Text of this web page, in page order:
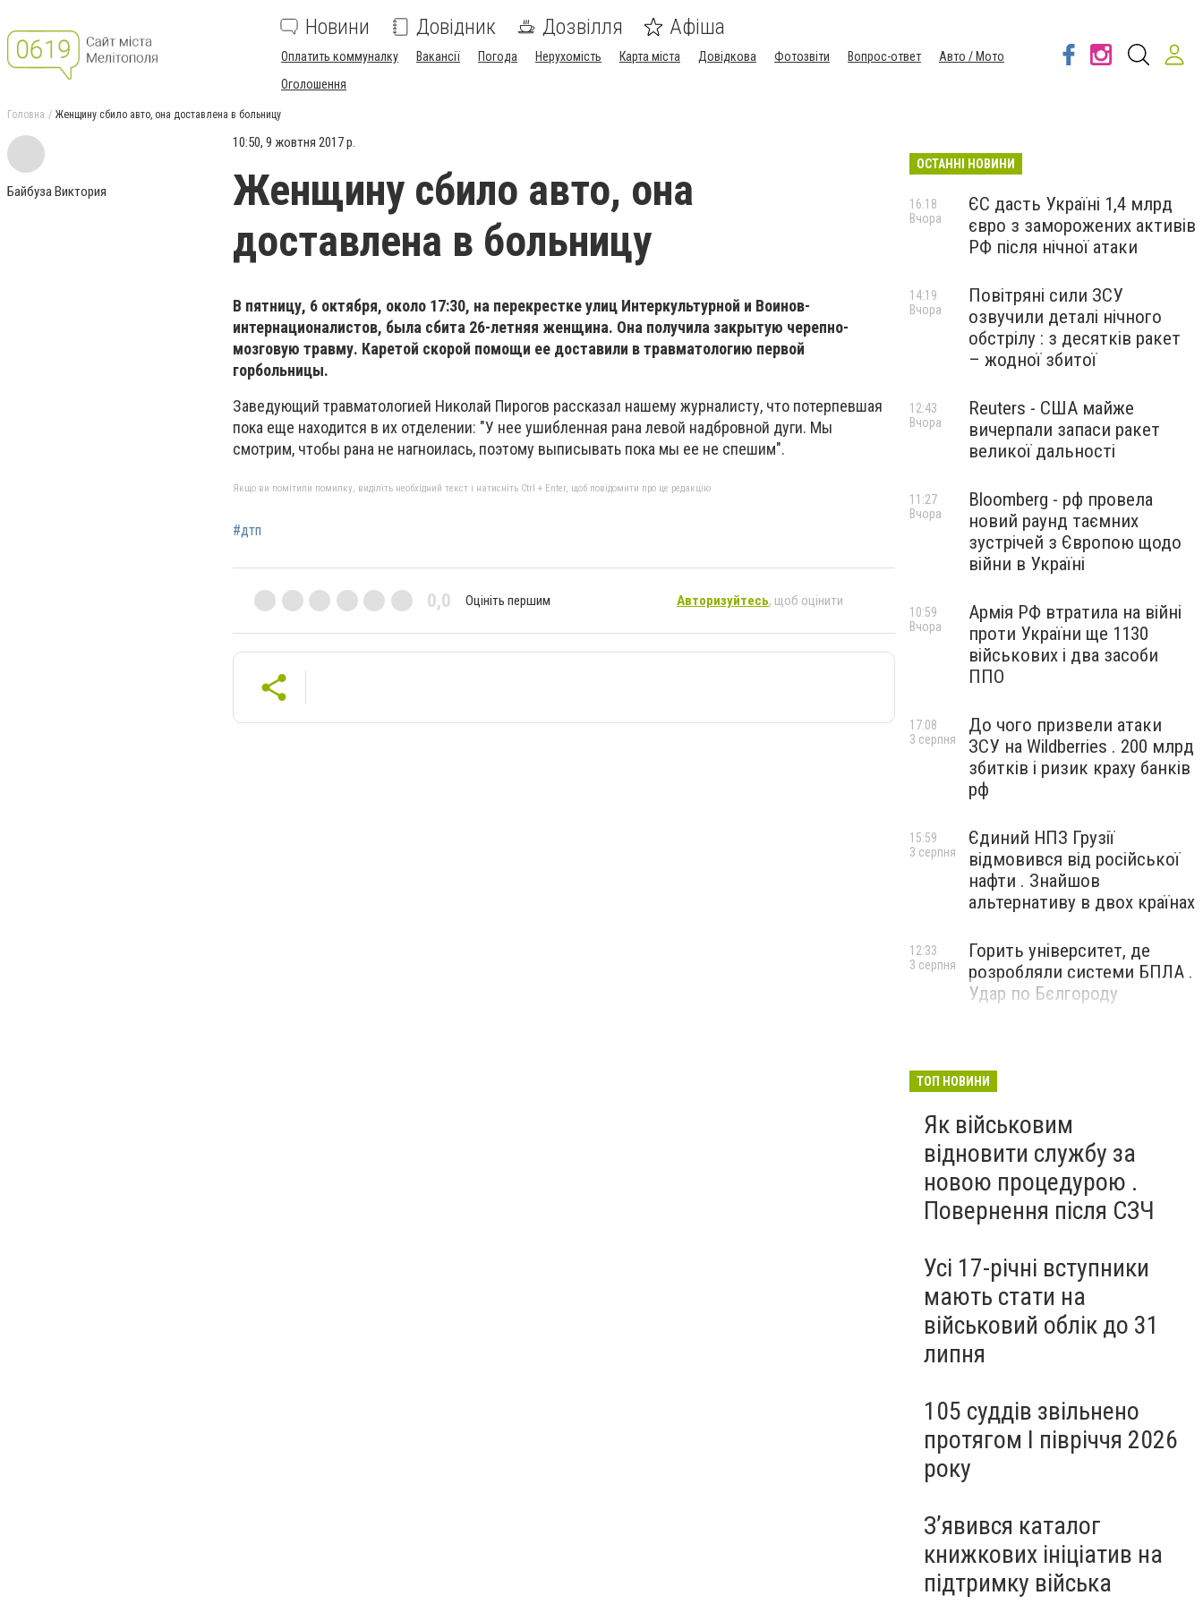
Новини Довідник Дозвілля Афіша
Оплатить коммуналку Вакансії Погода Нерухомість Карта міста Довідкова Фотозвіти Вопрос-ответ
Авто / Мото
Оголошення
Головна Женщину сбило авто, она доставлена в больницу
Байбуза Виктория
10:50, 9 жовтня 2017 р.
Женщину сбило авто, она
доставлена в больницу
В пятницу, 6 октября, около 17:30, на перекрестке улиц Интеркультурной и Воинов-
интернационалистов, была сбита 26-летняя женщина. Она получила закрытую черепно-
мозговую травму. Каретой скорой помощи ее доставили в травматологию первой
горбольницы.
Заведующий травматологией Николай Пирогов рассказал нашему журналисту, что потерпевшая
пока еще находится в их отделении: "У нее ушибленная рана левой надбровной дуги. Мы
смотрим, чтобы рана не нагноилась, поэтому выписывать пока мы ее не спешим".
Якщо ви помітили помилку, виділіть необхідний текст і натисніть Ctrl + Enter, щоб повідомити про це редакцію
#дтп
0,0 Оцініть першим Авторизуйтесь, щоб оцінити
ОСТАННІ НОВИНИ
ЄС дасть Україні 1,4 млрд
євро з заморожених активів
РФ після нічної атаки
16:18
Вчора
Повітряні сили ЗСУ
озвучили деталі нічного
обстрілу : з десятків ракет
– жодної збитої
14:19
Вчора
Reuters - США майже
вичерпали запаси ракет
великої дальності
12:43
Вчора
Bloomberg - рф провела
новий раунд таємних
зустрічей з Європою щодо
війни в Україні
11:27
Вчора
Армія РФ втратила на війні
проти України ще 1130
військових і два засоби
ППО
10:59
Вчора
До чого призвели атаки
ЗСУ на Wildberries . 200 млрд
збитків і ризик краху банків
рф
17:08
3 серпня
Єдиний НПЗ Грузії
відмовився від російської
нафти . Знайшов
альтернативу в двох країнах
15:59
3 серпня
Горить університет, де
розробляли системи БПЛА .
Удар по Бєлгороду
12:33
3 серпня
ТОП НОВИНИ
Як військовим
відновити службу за
новою процедурою .
Повернення після СЗЧ
Усі 17-річні вступники
мають стати на
військовий облік до 31
липня
105 суддів звільнено
протягом I півріччя 2026
року
З’явився каталог
книжкових ініціатив на
підтримку війська